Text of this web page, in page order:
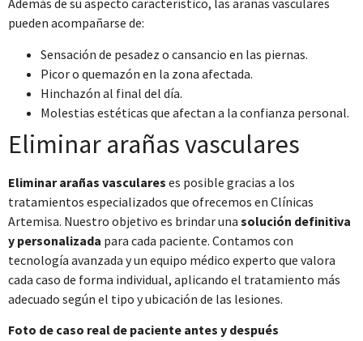
Además de su aspecto característico, las arañas vasculares
pueden acompañarse de:
Sensación de pesadez o cansancio en las piernas.
Picor o quemazón en la zona afectada.
Hinchazón al final del día.
Molestias estéticas que afectan a la confianza personal.
Eliminar arañas vasculares
Eliminar arañas vasculares es posible gracias a los
tratamientos especializados que ofrecemos en Clínicas
Artemisa. Nuestro objetivo es brindar una solución definitiva
y personalizada para cada paciente. Contamos con
tecnología avanzada y un equipo médico experto que valora
cada caso de forma individual, aplicando el tratamiento más
adecuado según el tipo y ubicación de las lesiones.
Foto de caso real de paciente antes y después